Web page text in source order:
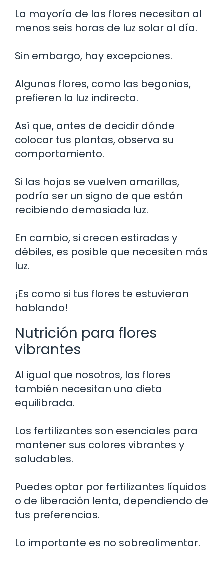
La mayoría de las flores necesitan al
menos seis horas de luz solar al día.
Sin embargo, hay excepciones.
Algunas flores, como las begonias,
prefieren la luz indirecta.
Así que, antes de decidir dónde
colocar tus plantas, observa su
comportamiento.
Si las hojas se vuelven amarillas,
podría ser un signo de que están
recibiendo demasiada luz.
En cambio, si crecen estiradas y
débiles, es posible que necesiten más
luz.
¡Es como si tus flores te estuvieran
hablando!
Nutrición para flores
vibrantes
Al igual que nosotros, las flores
también necesitan una dieta
equilibrada.
Los fertilizantes son esenciales para
mantener sus colores vibrantes y
saludables.
Puedes optar por fertilizantes líquidos
o de liberación lenta, dependiendo de
tus preferencias.
Lo importante es no sobrealimentar.